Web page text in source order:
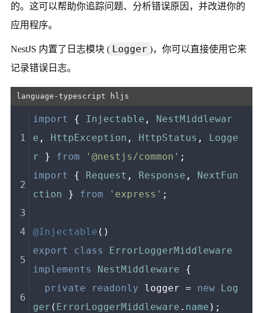
的。这可以帮助你追踪问题、分析错误原因，并改进你的
应用程序。
NestJS 内置了日志模块 ( Logger )，你可以直接使用它来
记录错误日志。
import { Injectable , NestMiddlewar
e , HttpException , HttpStatus , Logge
r } from '@nestjs/common' ;
import
{ Request , Response , NextFun
ction } from 'express' ;
@Injectable ()
export
class
ErrorLoggerMiddleware
implements
NestMiddleware {
private
readonly logger = new Log
ger ( ErrorLoggerMiddleware . name );